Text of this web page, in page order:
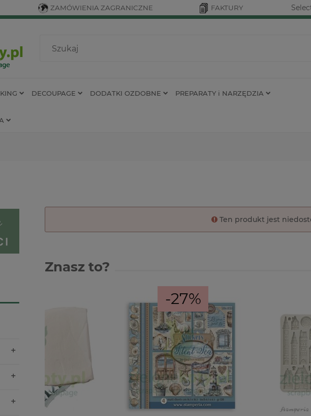
ZAMÓWIENIA ZAGRANICZNE FAKTURY
DECOUPAGE DODATKI OZDOBNE PREPARATY i NARZĘDZIA
Ten produkt jest
Znasz to?
-27%